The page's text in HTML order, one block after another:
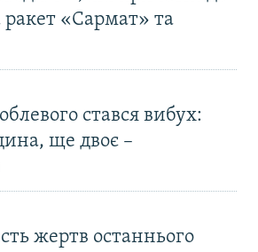
«Сармат» та
стався вибух:
ще двоє –
жертв останнього